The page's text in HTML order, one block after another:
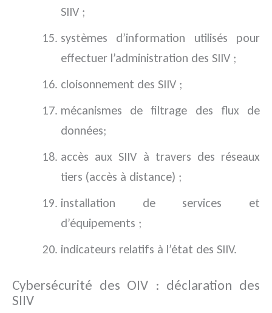
SIIV ;
systèmes d’information utilisés pour
effectuer l’administration des SIIV ;
cloisonnement des SIIV ;
mécanismes de filtrage des flux de
données;
accès aux SIIV à travers des réseaux
tiers (accès à distance) ;
installation de services et
d’équipements ;
indicateurs relatifs à l’état des SIIV.
Cybersécurité des OIV : déclaration des
SIIV